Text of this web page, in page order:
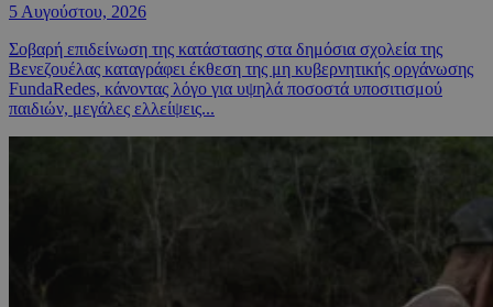
5 Αυγούστου, 2026
Σοβαρή επιδείνωση της κατάστασης στα δημόσια σχολεία της
Βενεζουέλας καταγράφει έκθεση της μη κυβερνητικής οργάνωσης
FundaRedes, κάνοντας λόγο για υψηλά ποσοστά υποσιτισμού
παιδιών, μεγάλες ελλείψεις...